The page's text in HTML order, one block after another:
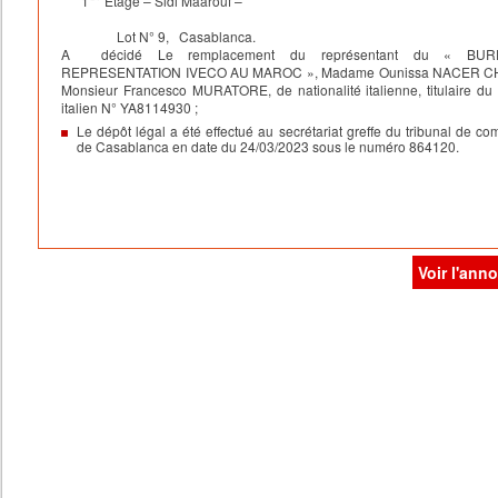
réserve des limitations qu’elle édicte, pour la défense des intérêts de la
et notamment le pouvoir d’accomplir au nom de la masse tous actes de
nécessaires à la sauvegarde des intérêts communs des Obligataires.
Troisième résolution :
L’Assemblée Générale des Obligataires confère tous pouvoirs au
original, d’une expédition, d’une copie ou d’un extrait du présent
pour accomplir les formalités prescrites par la loi.
Lot N° 9, Casablanca.
A décidé Le remplacement du représentant du «
REPRESENTATION IVECO AU MAROC », Madame Ounissa NACER
Monsieur Francesco MURATORE, de nationalité italienne, titulaire du
italien N° YA8114930 ;
Le dépôt légal a été effectué au secrétariat greffe du tribunal de
de Casablanca en date du 24/03/2023 sous le numéro 864120.
Voir